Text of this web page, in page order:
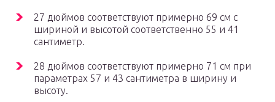
27 дюймов соответствуют примерно 69 см с
шириной и высотой соответственно 55 и 41
сантиметр.
28 дюймов соответствуют примерно 71 см при
параметрах 57 и 43 сантиметра в ширину и
высоту.